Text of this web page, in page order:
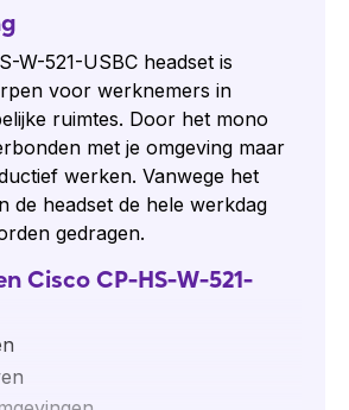
W-521-USBC headset is
voor werknemers in
ruimtes. Door het mono
met je omgeving maar
werken. Vanwege het
de headset de hele werkdag
gedragen.
Cisco CP-HS-W-521-